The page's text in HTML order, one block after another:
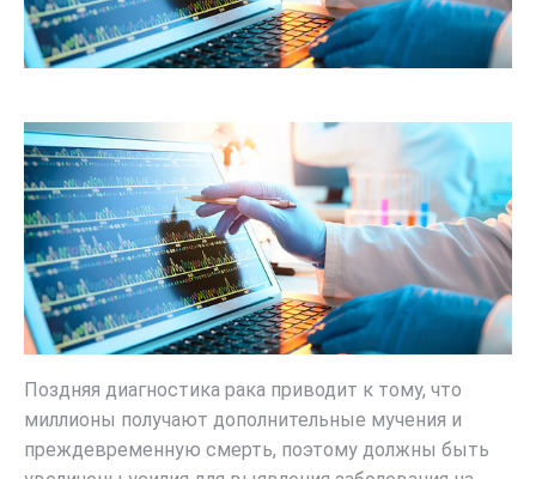
Поздняя диагностика рака приводит к тому, что
миллионы получают дополнительные мучения и
преждевременную смерть, поэтому должны быть